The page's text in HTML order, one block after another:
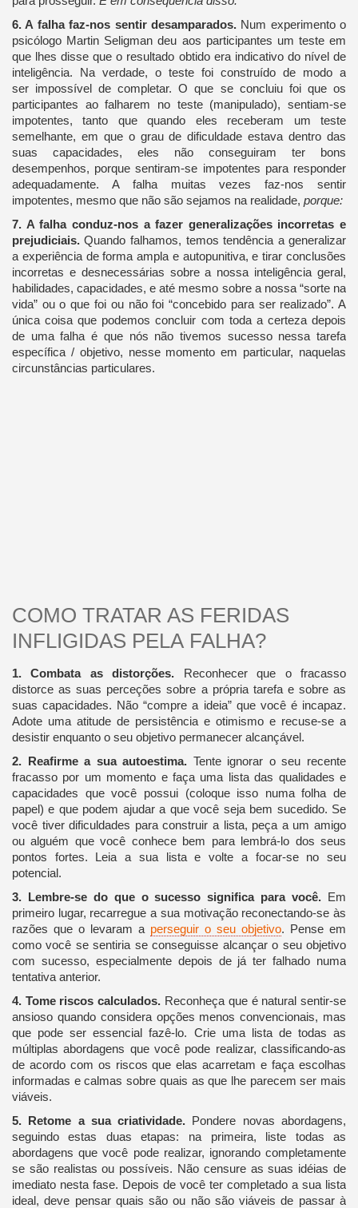
6. A falha faz-nos sentir desamparados.Num experimento o
psicólogo Martin Seligman deu aos participantes um teste em
que lhes disse que o resultado obtido era indicativo do nível de
inteligência. Na verdade, o teste foi construído de modo a
ser impossível de completar. O que se concluiu foi que os
participantes ao falharem no teste (manipulado), sentiam-se
impotentes, tanto que quando eles receberam um teste
semelhante, em que o grau de dificuldade estava dentro das
suas capacidades, eles não conseguiram ter bons
desempenhos, porque sentiram-se impotentes para responder
adequadamente. A falha muitas vezes faz-nos sentir
impotentes, mesmo que não são sejamos na realidade, porque:
7. A falha conduz-nos a fazer generalizações incorretas e
prejudiciais.Quando falhamos, temos tendência a generalizar
a experiência de forma ampla e autopunitiva, e tirar conclusões
incorretas e desnecessárias sobre a nossa inteligência geral,
habilidades, capacidades, e até mesmo sobre a nossa “sorte na
vida” ou o que foi ou não foi “concebido para ser realizado”. A
única coisa que podemos concluir com toda a certeza depois
de uma falha é que nós não tivemos sucesso nessa tarefa
específica / objetivo, nesse momento em particular, naquelas
circunstâncias particulares.
COMO TRATAR AS FERIDAS
INFLIGIDAS PELA FALHA?
1. Combata as distorções. Reconhecer que o fracasso
distorce as suas perceções sobre a própria tarefa e sobre as
suas capacidades. Não “compre a ideia” que você é incapaz.
Adote uma atitude de persistência e otimismo e recuse-se a
desistir enquanto o seu objetivo permanecer alcançável.
2. Reafirme a sua autoestima. Tente ignorar o seu recente
fracasso por um momento e faça uma lista das qualidades e
capacidades que você possui (coloque isso numa folha de
papel) e que podem ajudar a que você seja bem sucedido. Se
você tiver dificuldades para construir a lista, peça a um amigo
ou alguém que você conhece bem para lembrá-lo dos seus
pontos fortes. Leia a sua lista e volte a focar-se no seu
potencial.
3. Lembre-se do que o sucesso significa para você. Em
primeiro lugar, recarregue a sua motivação reconectando-se às
razões que o levaram a perseguir o seu objetivo. Pense em
como você se sentiria se conseguisse alcançar o seu objetivo
com sucesso, especialmente depois de já ter falhado numa
tentativa anterior.
4. Tome riscos calculados. Reconheça que é natural sentir-se
ansioso quando considera opções menos convencionais, mas
que pode ser essencial fazê-lo. Crie uma lista de todas as
múltiplas abordagens que você pode realizar, classificando-as
de acordo com os riscos que elas acarretam e faça escolhas
informadas e calmas sobre quais as que lhe parecem ser mais
viáveis.
5. Retome a sua criatividade. Pondere novas abordagens,
seguindo estas duas etapas: na primeira, liste todas as
abordagens que você pode realizar, ignorando completamente
se são realistas ou possíveis. Não censure as suas idéias de
imediato nesta fase. Depois de você ter completado a sua lista
ideal, deve pensar quais são ou não são viáveis de passar à